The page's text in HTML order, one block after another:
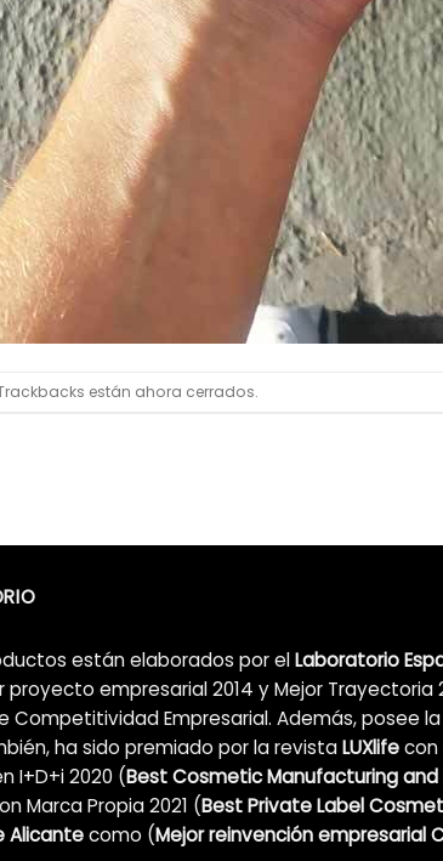
están ahora cerrados.
están elaborados por elLaboratorio
proyecto empresarial 2014 y Mejor Trayectoria
Competitividad Empresarial. Además, posee la
ha sido premiado por la revistaLUXlifecon
I+D+i 2020 (Best Cosmetic Manufacturing and
Marca Propia 2021 (Best Private Label
Alicantecomo (Mejor reinvención empresarial